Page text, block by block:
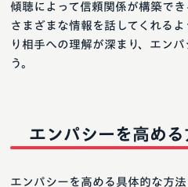
傾聴によって信頼関係が構築で
さまざまな情報を話してくれる
り相手への理解が深まり、エン
う。
エンパシーを高める
エンパシーを高める具体的な方法